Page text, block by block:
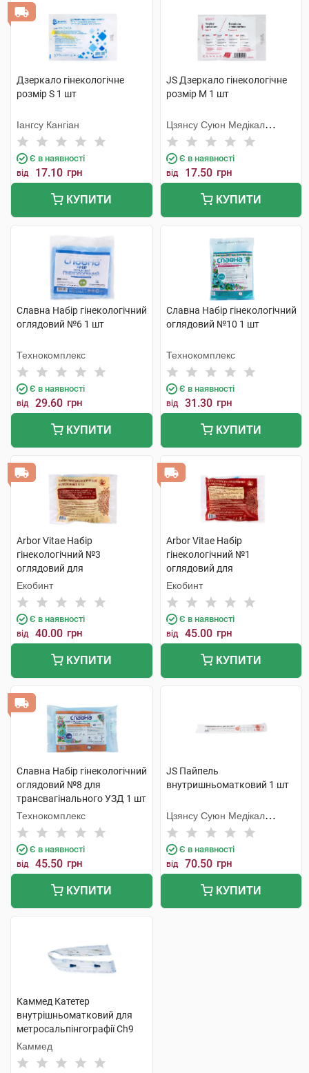
Дзеркало гінекологічне
розмір S 1 шт
Іангсу Кангіан
Є в наявності
від 17.10 грн
КУПИТИ
JS Дзеркало гінекологічне
розмір M 1 шт
Цзянсу Суюн Медікал
Метіріалс
Є в наявності
від 17.50 грн
КУПИТИ
Славна Набір гінекологічний
оглядовий №6 1 шт
Технокомплекс
Є в наявності
від 29.60 грн
КУПИТИ
Славна Набір гінекологічний
оглядовий №10 1 шт
Технокомплекс
Є в наявності
від 31.30 грн
КУПИТИ
Arbor Vitae Набір
гінекологічний №3
оглядовий для
одноразового використання
1 шт
Екобинт
Є в наявності
від 40.00 грн
КУПИТИ
Arbor Vitae Набір
гінекологічний №1
оглядовий для
одноразового використання
1 шт
Екобинт
Є в наявності
від 45.00 грн
КУПИТИ
Славна Набір гінекологічний
оглядовий №8 для
трансвагінального УЗД 1 шт
Технокомплекс
Є в наявності
від 45.50 грн
КУПИТИ
JS Пайпель
внутришньоматковий 1 шт
Цзянсу Суюн Медікал
Метіріалс
Є в наявності
від 70.50 грн
КУПИТИ
Каммед Катетер
внутрішньоматковий для
метросальпінгографії Ch9
3x420 мм 1 шт
Каммед